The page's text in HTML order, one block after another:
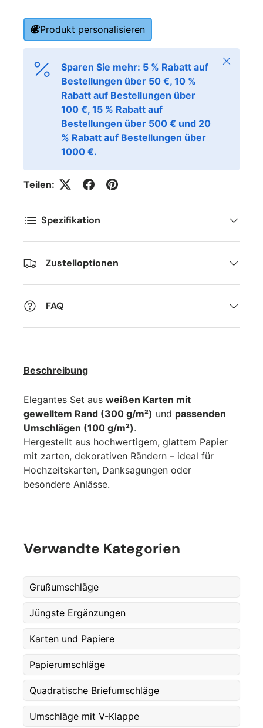
Produkt personalisieren
Sparen Sie mehr: 5 % Rabatt auf
Bestellungen über 50 €, 10 %
Rabatt auf Bestellungen über
100 €, 15 % Rabatt auf
Bestellungen über 500 € und 20
% Rabatt auf Bestellungen über
1000 €.
Schließen
Teilen:
Spezifikation
Zustelloptionen
FAQ
Beschreibung
Elegantes Set aus weißen Karten mit
gewelltem Rand (300 g/m²) und passenden
Umschlägen (100 g/m²).
Hergestellt aus hochwertigem, glattem Papier
mit zarten, dekorativen Rändern – ideal für
Hochzeitskarten, Danksagungen oder
besondere Anlässe.
Verwandte Kategorien
Grußumschläge
Jüngste Ergänzungen
Karten und Papiere
Papierumschläge
Quadratische Briefumschläge
Umschläge mit V-Klappe